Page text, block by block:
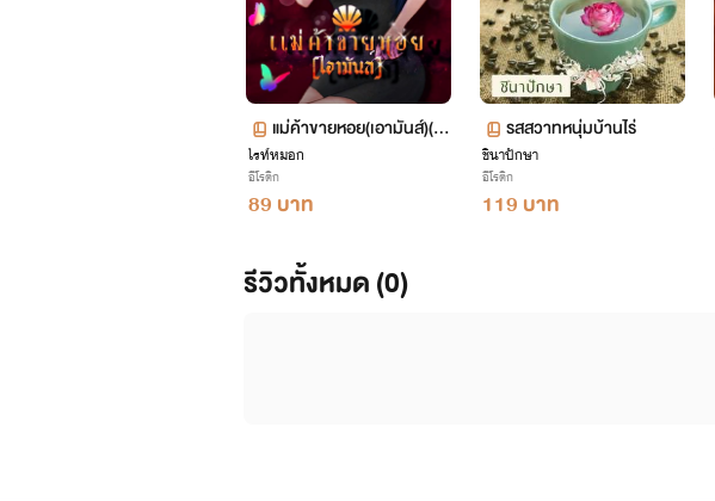
แม่ค้าขายหอย(เอามันส์)(S
S.2)(ปอย)NC20+
ไรท์หมอก
อีโรติก
89 บาท
รสสวาทหนุ่มบ้านไร่
ชินาปักษา
อีโรติก
119 บาท
รีวิวทั้งหมด (0)